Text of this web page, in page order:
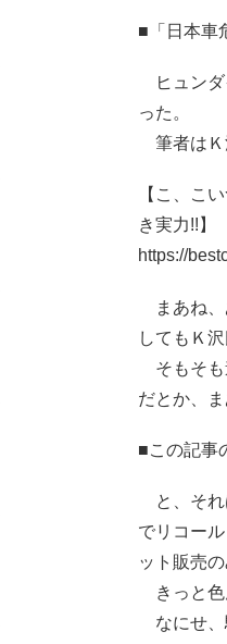
■「日本車
ヒュンダ
った。
筆者はＫ
【こ、こ
き実力!!】
https://
まあね、
してもＫ
そもそも
だとか、
■この記事
と、それ
でリコー
ット販売
きっと色
なにせ、